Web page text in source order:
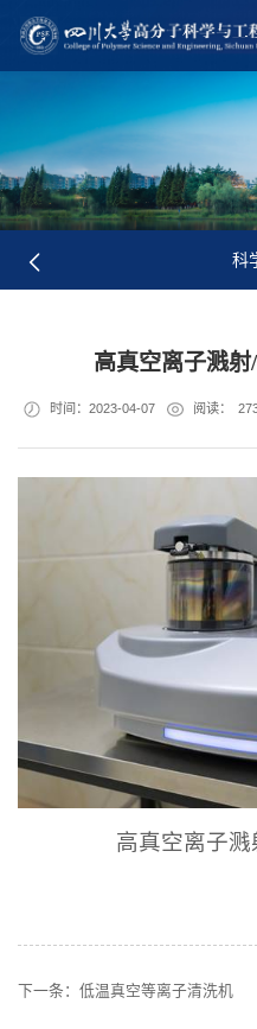
科
高真空离子溅
时间：2023-04-07 阅读：
高真空离子
下一条： 低温真空等离子清洗机